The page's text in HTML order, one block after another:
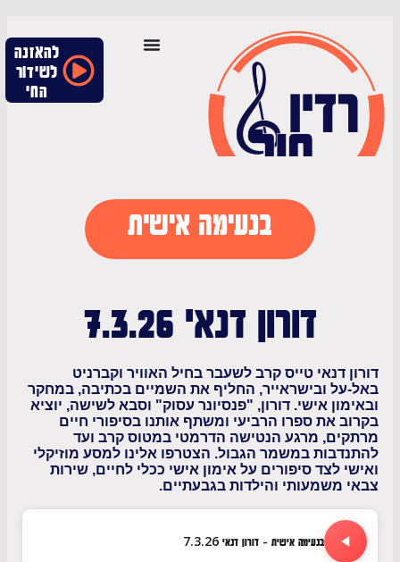
להאזנה
לשידור
החי
בנעימה אישית
דורון דנאי 7.3.26
דנאי טייס קרב לשעבר בחיל האוויר וקברניט
ובישראייר, החליף את השמיים בכתיבה, במחקר
אישי. דורון, "פנסיונר עסוק" וסבא לשישה, יוציא
את ספרו הרביעי ומשתף אותנו בסיפורי חיים
מרגע הנטישה הדרמטי במטוס קרב ועד
במשמר הגבול. הצטרפו אלינו למסע מוזיקלי
לצד סיפורים על אימון אישי ככלי לחיים, שירות
משמעותי והילדות בגבעתיים.
בנעימה אישית - דורון דנאי 7.3.26